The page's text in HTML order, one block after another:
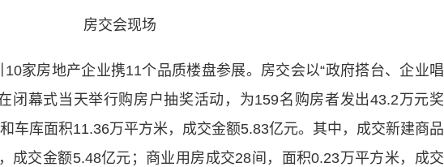
房交会现场
房地产企业携11个品质楼盘参展。房交会以“政府搭台、企业唱
闭幕式当天举行购房户抽奖活动，为159名购房者发出43.2万元奖
车库面积11.36万平方米，成交金额5.83亿元。其中，成交新建商品
成交金额5.48亿元；商业用房成交28间，面积0.23万平方米，成交